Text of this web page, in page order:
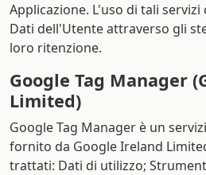
Applicazione. L'uso di tali
Dati dell'Utente attraverso gli
loro ritenzione.
Google Tag Manager
Limited)
Google Tag Manager è un
fornito da Google Ireland
trattati: Dati di utilizzo;